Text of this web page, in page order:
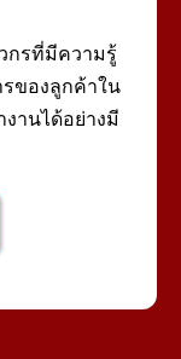
กรที่มีความรู้
ของลูกค้าใน
านได้อย่างมี